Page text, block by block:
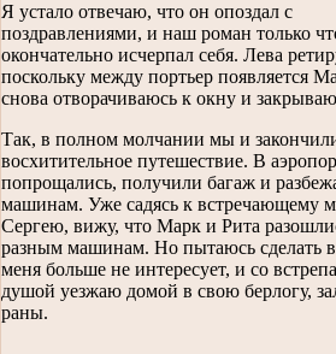
Я устало отвечаю, что он опоздал с
поздравлениями, и наш роман только
окончательно исчерпал себя. Лева
поскольку между портьер появляется
снова отворачиваюсь к окну и закрываю
Так, в полном молчании мы и
восхитительное путешествие. В
попрощались, получили багаж и
машинам. Уже садясь к встречающему
Сергею, вижу, что Марк и Рита
разным машинам. Но пытаюсь сделать
меня больше не интересует, и со
душой уезжаю домой в свою берлогу,
раны.